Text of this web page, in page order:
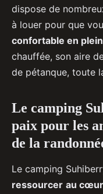
dispose de
à louer pour que
confortable en
chauffée, son aire
de pétanque, toute
Le camping
paix pour les
de la
Le camping
ressourcer au